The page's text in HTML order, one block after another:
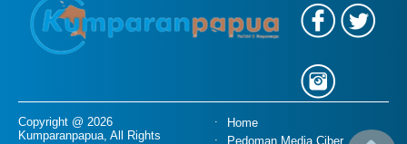
Copyright @ 2026
Kumparanpapua, All Rights
Home